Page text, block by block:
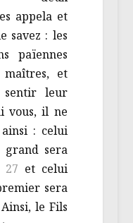
appela et
savez : les
païennes
maîtres, et
leur
vous, il ne
: celui
sera
27 et celui
sera
Ainsi, le Fils